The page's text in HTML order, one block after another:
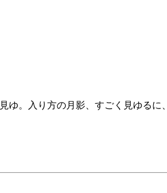
。入り方の月影、すごく見ゆるに、